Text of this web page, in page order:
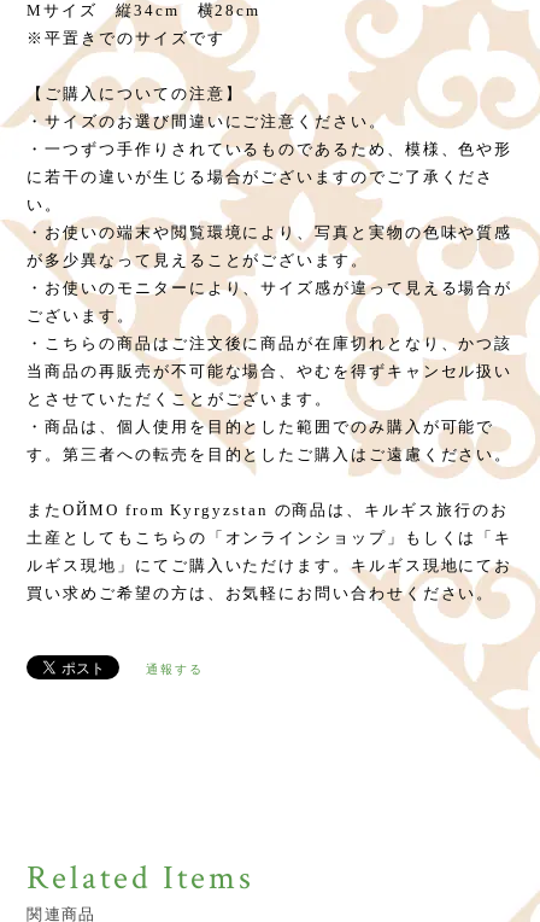
Mサイズ 縦34cm 横28cm
※平置きでのサイズです
【ご購入についての注意】
・サイズのお選び間違いにご注意ください。
・一つずつ手作りされているものであるため、模様、色や形
に若干の違いが生じる場合がございますのでご了承くださ
い。
・お使いの端末や閲覧環境により、写真と実物の色味や質感
が多少異なって見えることがございます。
・お使いのモニターにより、サイズ感が違って見える場合が
ございます。
・こちらの商品はご注文後に商品が在庫切れとなり、かつ該
当商品の再販売が不可能な場合、やむを得ずキャンセル扱い
とさせていただくことがございます。
・商品は、個人使用を目的とした範囲でのみ購入が可能で
す。第三者への転売を目的としたご購入はご遠慮ください。
またОЙМО from Kyrgyzstan の商品は、キルギス旅行のお
土産としてもこちらの「オンラインショップ」もしくは「キ
ルギス現地」にてご購入いただけます。キルギス現地にてお
買い求めご希望の方は、お気軽にお問い合わせください。
通報する
Related Items
関連商品